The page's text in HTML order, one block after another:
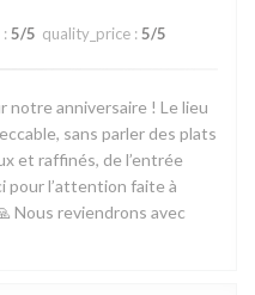
: 5/5 quality_price : 5/5
notre anniversaire ! Le lieu
sans parler des plats
et raffinés, de l’entrée
pour l’attention faite à
Nous reviendrons avec